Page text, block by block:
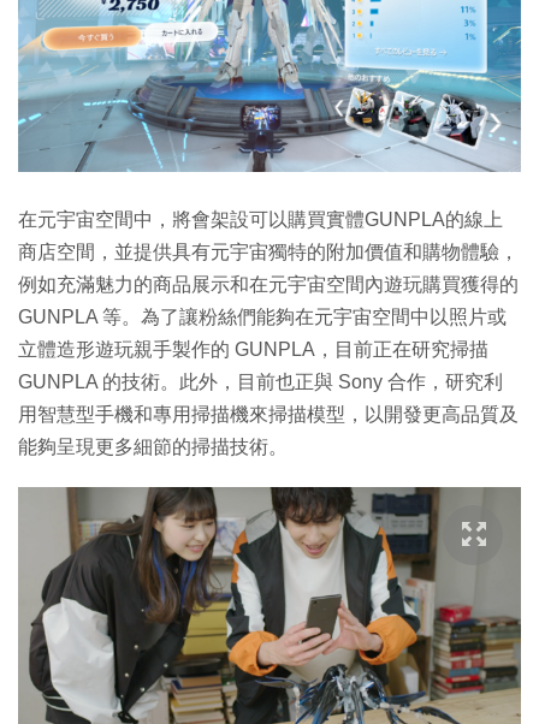
在元宇宙空間中，將會架設可以購買實體GUNPLA的線上
商店空間，並提供具有元宇宙獨特的附加價值和購物體驗，
例如充滿魅力的商品展示和在元宇宙空間內遊玩購買獲得的
GUNPLA 等。為了讓粉絲們能夠在元宇宙空間中以照片或
立體造形遊玩親手製作的 GUNPLA，目前正在研究掃描
GUNPLA 的技術。此外，目前也正與 Sony 合作，研究利
用智慧型手機和專用掃描機來掃描模型，以開發更高品質及
能夠呈現更多細節的掃描技術。